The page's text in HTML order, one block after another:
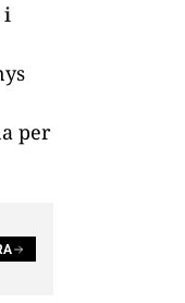
i
per